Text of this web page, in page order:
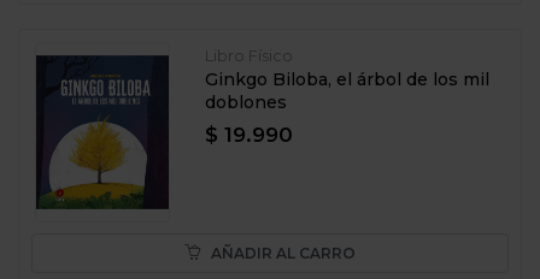
Libro Físico
Ginkgo Biloba, el árbol de los mil
doblones
$ 19.990
AÑADIR AL CARRO